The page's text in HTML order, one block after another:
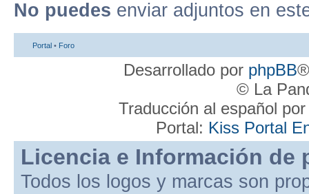
No puedes enviar adjuntos en
Portal • Foro
Desarrollado por phpBB
© La
Traducción al español
Portal: Kiss Portal
Licencia e Información de
Todos los logos y marcas son